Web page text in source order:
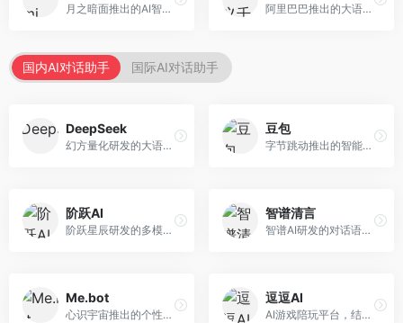
月之暗面推出的AI智能助手，核心优势在于超长文本处理能力，支持20万字以上文档分析。面向学术研究者、职场人士和内容创作者，提供文档解读、PPT生成、联网搜索等综合服务。 阿里巴巴推出的大语言模型平台，提供对话问答、文档处理、图像理解、代码编写等全方位AI服务。面向企业用户和个人开发者，集成阿里云生态，支持多模态交互，企业级安全保障。
国内AI对话助手 国际AI对话助手
DeepSeek
幻方量化研发的大语言模型平台，专注于深度推理和代码生成能力。面向开发者、研究人员和技术爱好者，提供强大的逻辑推理和数学计算功能，开源生态完善，API接口友好。
豆包
字节跳动推出的智能对话助手平台，提供文本创作、知识问答、英语学习等多种AI服务。面向普通用户和内容创作者，支持多轮对话和文件解析，免费使用，响应速度快，中文理解能力强。
阶跃AI
阶跃星辰研发的多模态大模型平台，支持文本、图像、视频的综合理解与生成。面向创作者和企业客户，提供内容创作、智能分析等服务，多模态能力突出。
智谱清言
智谱AI研发的对话语言模型，支持中英双语交互。面向中文用户和开发者，提供知识问答、代码编写、文档解读等服务，开源生态完善，学术研究背景深厚。
Me.bot
心识宇宙推出的个性化AI伴侣，专注于情感交互和个人助理服务。面向个人用户，支持日程管理、情感陪伴、知识问答等功能，交互体验人性化。
逗逗AI
AI游戏陪玩平台，结合游戏理解和自然语言交互技术。面向游戏玩家，提供游戏攻略、陪玩互动、社交聊天等服务，游戏知识丰富，互动体验有趣。